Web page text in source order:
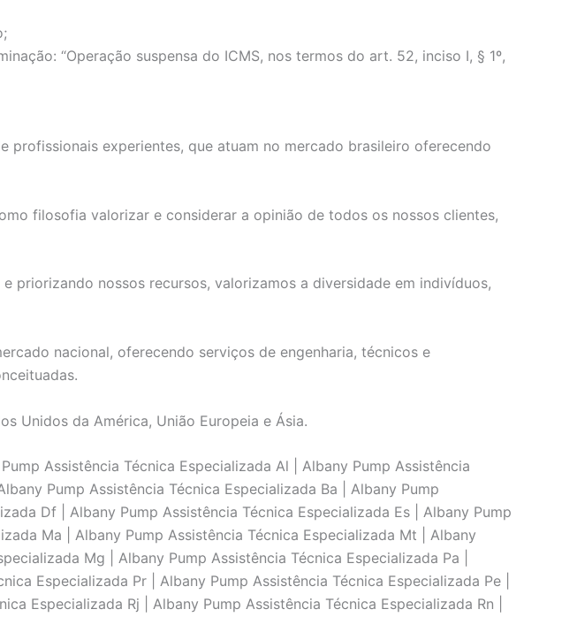
“Operação suspensa do ICMS, nos termos do art. 52, inciso I, § 1º,
experientes, que atuam no mercado brasileiro oferecendo
filosofia valorizar e considerar a opinião de todos os nossos clientes,
priorizando nossos recursos, valorizamos a diversidade em indivíduos,
nacional, oferecendo serviços de engenharia, técnicos e
Unidos da América, União Europeia e Ásia.
Assistência Técnica Especializada Al | Albany Pump Assistência
Pump Assistência Técnica Especializada Ba | Albany Pump
Df | Albany Pump Assistência Técnica Especializada Es | Albany Pump
Ma | Albany Pump Assistência Técnica Especializada Mt | Albany
Mg | Albany Pump Assistência Técnica Especializada Pa |
Especializada Pr | Albany Pump Assistência Técnica Especializada Pe |
Especializada Rj | Albany Pump Assistência Técnica Especializada Rn |